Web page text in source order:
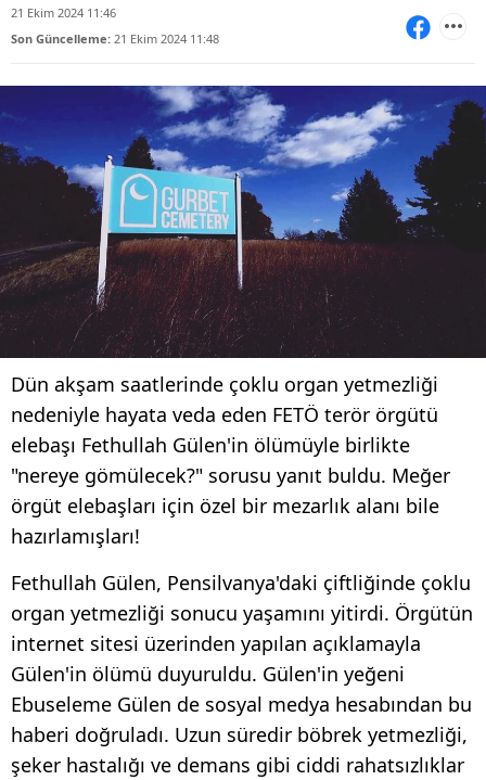
21 Ekim 2024 11:46
Son Güncelleme: 21 Ekim 2024 11:48
Dün akşam saatlerinde çoklu organ yetmezliği
nedeniyle hayata veda eden FETÖ terör örgütü
elebaşı Fethullah Gülen'in ölümüyle birlikte
"nereye gömülecek?" sorusu yanıt buldu. Meğer
örgüt elebaşları için özel bir mezarlık alanı bile
hazırlamışları!
Fethullah Gülen, Pensilvanya'daki çiftliğinde çoklu
organ yetmezliği sonucu yaşamını yitirdi. Örgütün
internet sitesi üzerinden yapılan açıklamayla
Gülen'in ölümü duyuruldu. Gülen'in yeğeni
Ebuseleme Gülen de sosyal medya hesabından bu
haberi doğruladı. Uzun süredir böbrek yetmezliği,
şeker hastalığı ve demans gibi ciddi rahatsızlıklar